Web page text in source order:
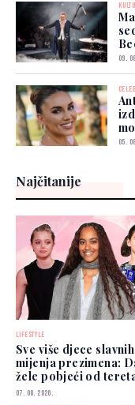
09.
05.
Najčitanije
LIFESTYLE
Sve više djece slavnih
mijenja prezimena:
žele pobjeći od
poznatih roditelja?
07. 08. 2026.